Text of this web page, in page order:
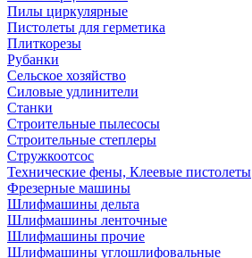
Пилы циркулярные
Пистолеты для герметика
Плиткорезы
Рубанки
Сельское хозяйство
Силовые удлинители
Станки
Строительные пылесосы
Строительные степлеры
Стружкоотсос
Технические фены, Клеевые пистолеты
Фрезерные машины
Шлифмашины дельта
Шлифмашины ленточные
Шлифмашины прочие
Шлифмашины углошлифовальные